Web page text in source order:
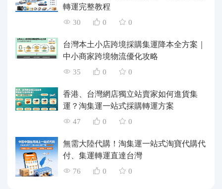
轉運完整教程
30 0 0
台灣本土小店跨境採購集運降本全方案｜
中小商家跨境物流優化攻略
35 0 0
香港、台灣網店獨立站賣家如何進貨集
運？淘集運一站式採購轉運方案
47 0 0
無需大陸代購！淘集運一站式淘寶代購代
付、集運轉運直達台灣
76 0 0